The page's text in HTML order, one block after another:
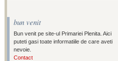
bun venit
Bun venit pe site-ul Primariei Plenita. Aici
puteti gasi toate informatiile de care aveti
nevoie.
Contact